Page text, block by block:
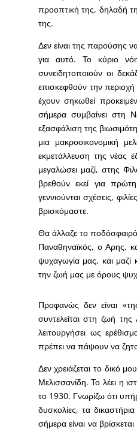
προοπτική της, δηλαδή
της.
Δεν είναι της παρούσης
για αυτό. Το κύριο
συνειδητοποιούν οι
επισκεφθούν την
έχουν σηκωθεί
σήμερα συμβαίνει στη
εξασφάλιση της
μια μακροοικονομική
εκμετάλλευση της νέας
μεγαλώσει μαζί, στης
βρεθούν εκεί για
γεννιούνται σχέσεις,
βρισκόμαστε.
Θα άλλαζε το
Παναθηναϊκός, ο Αρης,
ψυχαγωγία μας, και μαζί
την ζωή μας με όρους
Προφανώς δεν είναι
συντελείται στη ζωή
λειτουργήσει ως
πρέπει να πάψουν να
Δεν χρειάζεται το δικό
Μελισσανίδη. Το λέει η
το 1930. Γνωρίζω ότι
δυσκολίες, τα
σήμερα είναι να